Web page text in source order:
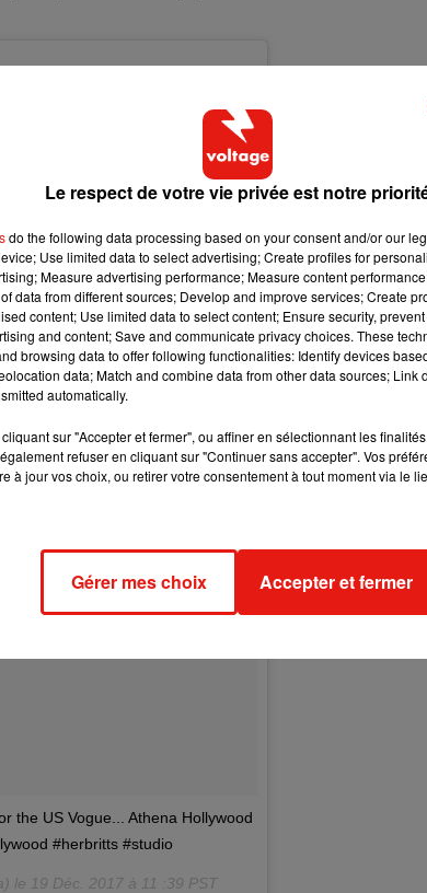
the US Vogue... Athena Hollywood
#herbritts #studio
le 19 Déc. 2017 à 11 :39 PST
Le respect de votre vie privée est notre
do the following data processing based on your consent and/or our
Use limited data to select advertising; Create profiles for
Measure advertising performance; Measure content
data from different sources; Develop and improve services; Create
content; Use limited data to select content; Ensure security,
and content; Save and communicate privacy choices. These
browsing data to offer following functionalities: Identify devices
data; Match and combine data from other data sources; Link
automatically.
sur "Accepter et fermer", ou affiner en sélectionnant les
refuser en cliquant sur "Continuer sans accepter". Vos
à jour vos choix, ou retirer votre consentement à tout moment via le
Gérer mes choix Accepter et fermer